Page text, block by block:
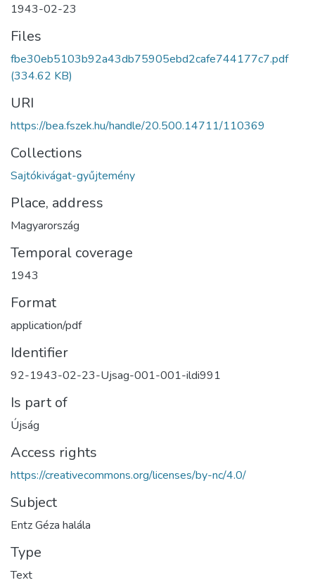
1943-02-23
Files
fbe30eb5103b92a43db75905ebd2cafe744177c7.pdf
(334.62 KB)
URI
https://bea.fszek.hu/handle/20.500.14711/110369
Collections
Sajtókivágat-gyűjtemény
Place, address
Magyarország
Temporal coverage
1943
Format
application/pdf
Identifier
92-1943-02-23-Ujsag-001-001-ildi991
Is part of
Újság
Access rights
https://creativecommons.org/licenses/by-nc/4.0/
Subject
Entz Géza halála
Type
Text